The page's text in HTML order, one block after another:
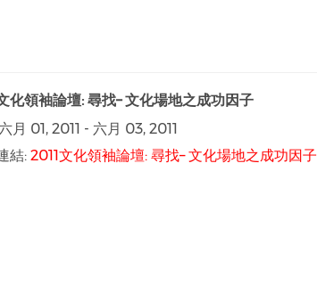
化領袖論壇: 尋找– 文化場地之成功因子
月 01, 2011 - 六月 03, 2011
結: 2011文化領袖論壇: 尋找– 文化場地之成功因子